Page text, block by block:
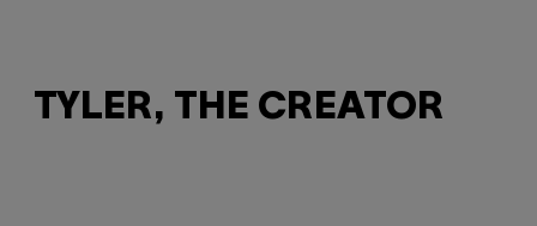
TYLER, THE CREATOR